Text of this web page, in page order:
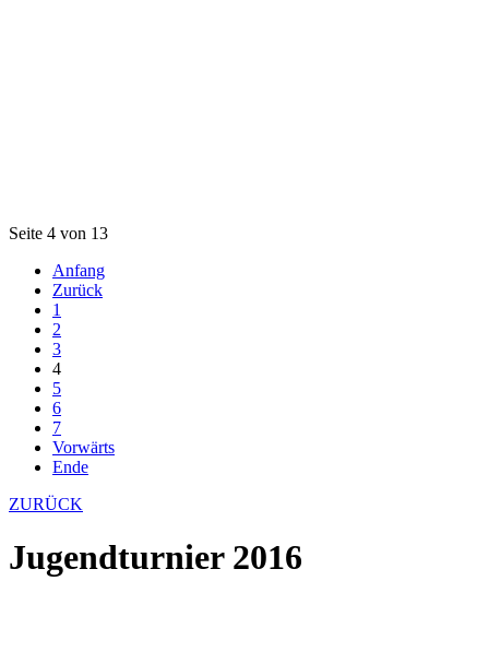
Seite 4 von 13
Anfang
Zurück
1
2
3
4
5
6
7
Vorwärts
Ende
ZURÜCK
Jugendturnier 2016